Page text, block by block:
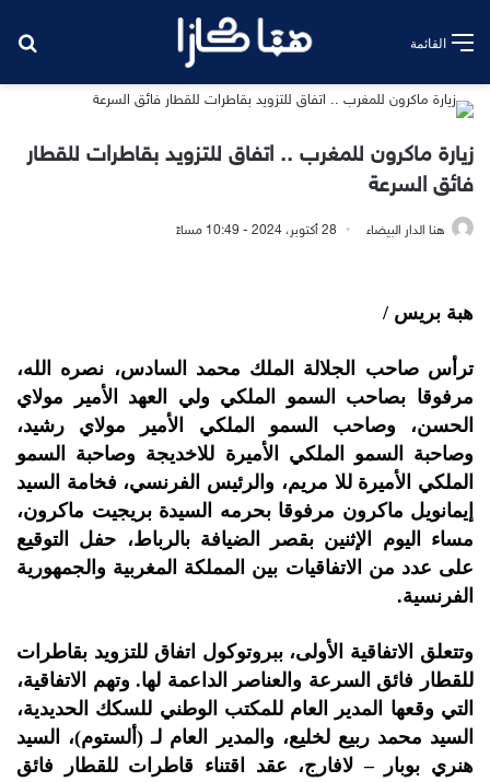
القائمة
زيارة ماكرون للمغرب .. اتفاق للتزويد بقاطرات للقطار
فائق السرعة
هنا الدار البيضاء 28 أكتوبر، 2024 - 10:49 مساءً
هبة بريس /
ترأس صاحب الجلالة الملك محمد السادس، نصره الله،
مرفوقا بصاحب السمو الملكي ولي العهد الأمير مولاي
الحسن، وصاحب السمو الملكي الأمير مولاي رشيد،
وصاحبة السمو الملكي الأميرة للاخديجة وصاحبة السمو
الملكي الأميرة للا مريم، والرئيس الفرنسي، فخامة السيد
إيمانويل ماكرون مرفوقا بحرمه السيدة بريجيت ماكرون،
مساء اليوم الإثنين بقصر الضيافة بالرباط، حفل التوقيع
على عدد من الاتفاقيات بين المملكة المغربية والجمهورية
الفرنسية.
وتتعلق الاتفاقية الأولى، ببروتوكول اتفاق للتزويد بقاطرات
للقطار فائق السرعة والعناصر الداعمة لها. وتهم الاتفاقية،
التي وقعها المدير العام للمكتب الوطني للسكك الحديدية،
السيد محمد ربيع لخليع، والمدير العام لـ (ألستوم)، السيد
هنري بوبار – لافارج، عقد اقتناء قاطرات للقطار فائق